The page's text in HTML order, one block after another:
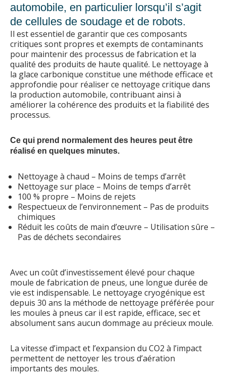
automobile, en particulier lorsqu’il s’agit
de cellules de soudage et de robots.
Il est essentiel de garantir que ces composants
critiques sont propres et exempts de contaminants
pour maintenir des processus de fabrication et la
qualité des produits de haute qualité. Le nettoyage à
la glace carbonique constitue une méthode efficace et
approfondie pour réaliser ce nettoyage critique dans
la production automobile, contribuant ainsi à
améliorer la cohérence des produits et la fiabilité des
processus.
Ce qui prend normalement des heures peut être
réalisé en quelques minutes.
Nettoyage à chaud – Moins de temps d’arrêt
Nettoyage sur place – Moins de temps d’arrêt
100 % propre – Moins de rejets
Respectueux de l’environnement – Pas de produits
chimiques
Réduit les coûts de main d’œuvre – Utilisation sûre –
Pas de déchets secondaires
Avec un coût d’investissement élevé pour chaque
moule de fabrication de pneus, une longue durée de
vie est indispensable. Le nettoyage cryogénique est
depuis 30 ans la méthode de nettoyage préférée pour
les moules à pneus car il est rapide, efficace, sec et
absolument sans aucun dommage au précieux moule.
La vitesse d’impact et l’expansion du CO2 à l’impact
permettent de nettoyer les trous d’aération
importants des moules.